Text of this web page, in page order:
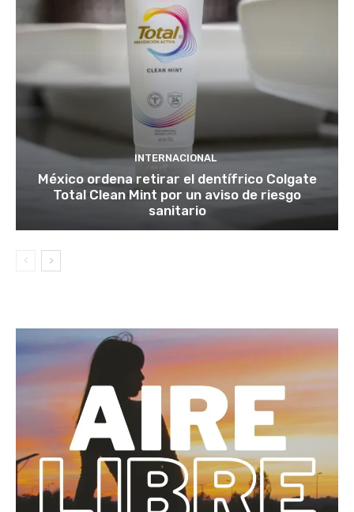
INTERNACIONAL
México ordena retirar el dentífrico Colgate
Total Clean Mint por un aviso de riesgo
sanitario